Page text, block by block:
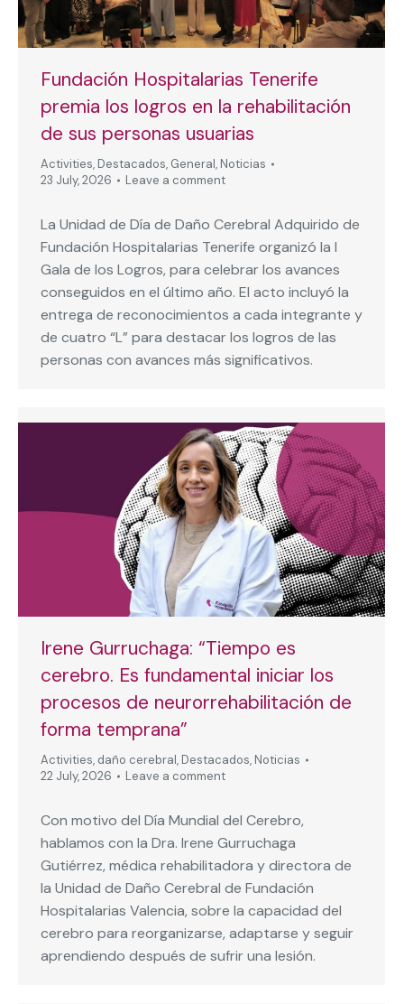
Fundación Hospitalarias Tenerife
premia los logros en la rehabilitación
de sus personas usuarias
Activities, Destacados, General, Noticias
23 July, 2026
Leave a comment
La Unidad de Día de Daño Cerebral Adquirido de
Fundación Hospitalarias Tenerife organizó la I
Gala de los Logros, para celebrar los avances
conseguidos en el último año. El acto incluyó la
entrega de reconocimientos a cada integrante y
de cuatro “L” para destacar los logros de las
personas con avances más significativos.
Irene Gurruchaga: “Tiempo es
cerebro. Es fundamental iniciar los
procesos de neurorrehabilitación de
forma temprana”
Activities, daño cerebral, Destacados, Noticias
22 July, 2026
Leave a comment
Con motivo del Día Mundial del Cerebro,
hablamos con la Dra. Irene Gurruchaga
Gutiérrez, médica rehabilitadora y directora de
la Unidad de Daño Cerebral de Fundación
Hospitalarias Valencia, sobre la capacidad del
cerebro para reorganizarse, adaptarse y seguir
aprendiendo después de sufrir una lesión.